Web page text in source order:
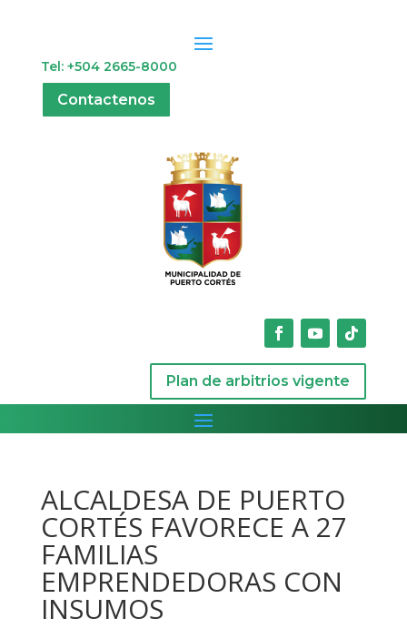
Tel: +504 2665-8000
Contactenos
Plan de arbitrios vigente
ALCALDESA DE PUERTO
CORTÉS FAVORECE A 27
FAMILIAS
EMPRENDEDORAS CON
INSUMOS